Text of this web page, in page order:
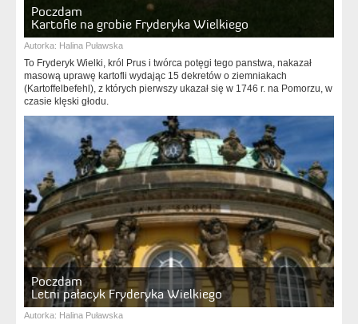
Poczdam
Kartofle na grobie Fryderyka Wielkiego
Autorka: Halina Puławska
To Fryderyk Wielki, król Prus i twórca potęgi tego panstwa, nakazał
masową uprawę kartofli wydając 15 dekretów o ziemniakach
(Kartoffelbefehl), z których pierwszy ukazał się w 1746 r. na Pomorzu, w
czasie klęski głodu.
Poczdam
Letni pałacyk Fryderyka Wielkiego
Autorka: Halina Puławska